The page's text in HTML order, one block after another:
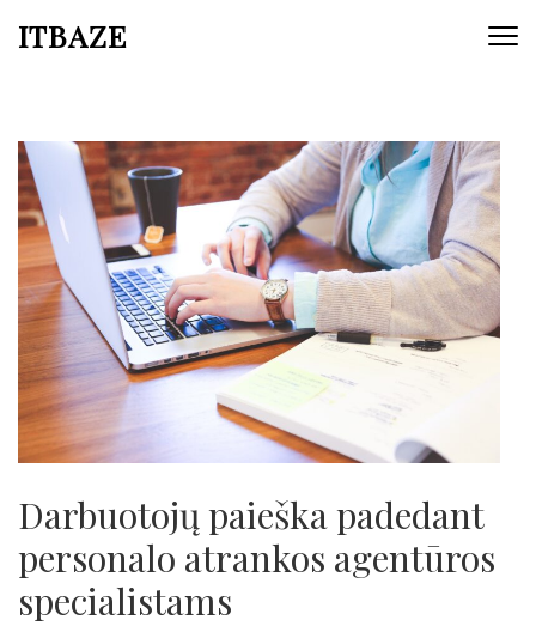
ITBAZE
Darbuotojų paieška padedant
personalo atrankos agentūros
specialistams